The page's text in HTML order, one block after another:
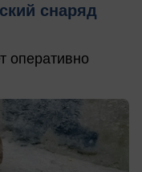
снаряд
оперативно